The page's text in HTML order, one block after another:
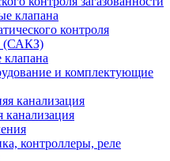
клапана
контроля
(САКЗ)
и комплектующие
канализация
канализация
контроллеры, реле